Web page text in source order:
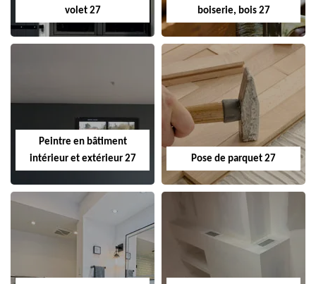
volet 27
boiserie, bois 27
Peintre en bâtiment
intérieur et extérieur 27
Pose de parquet 27